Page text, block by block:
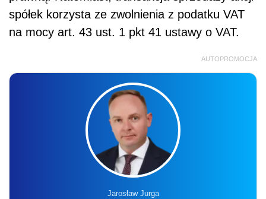
spółek korzysta ze zwolnienia z podatku VAT
na mocy art. 43 ust. 1 pkt 41 ustawy o VAT.
AUTOPROMOCJA
Jarosław Jurga